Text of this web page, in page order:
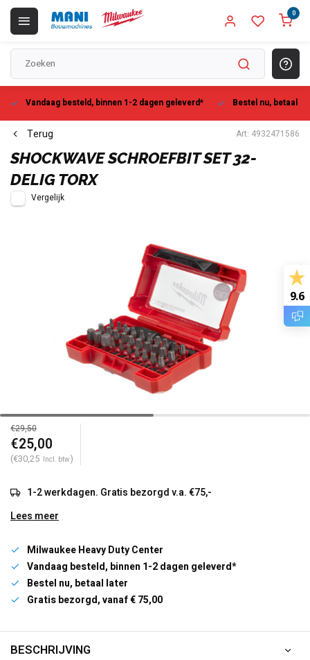
0
Vandaag besteld, binnen 1-2 dagen geleverd* Bestel nu, betaal
Terug Art: 4932471586
SHOCKWAVE SCHROEFBIT SET 32-
DELIG TORX
Vergelijk
€29,50
€25,00
(€30,25 Incl. btw)
1-2 werkdagen. Gratis bezorgd v.a. €75,-
Lees meer
Milwaukee Heavy Duty Center
Vandaag besteld, binnen 1-2 dagen geleverd*
Bestel nu, betaal later
Gratis bezorgd, vanaf € 75,00
BESCHRIJVING
9.6